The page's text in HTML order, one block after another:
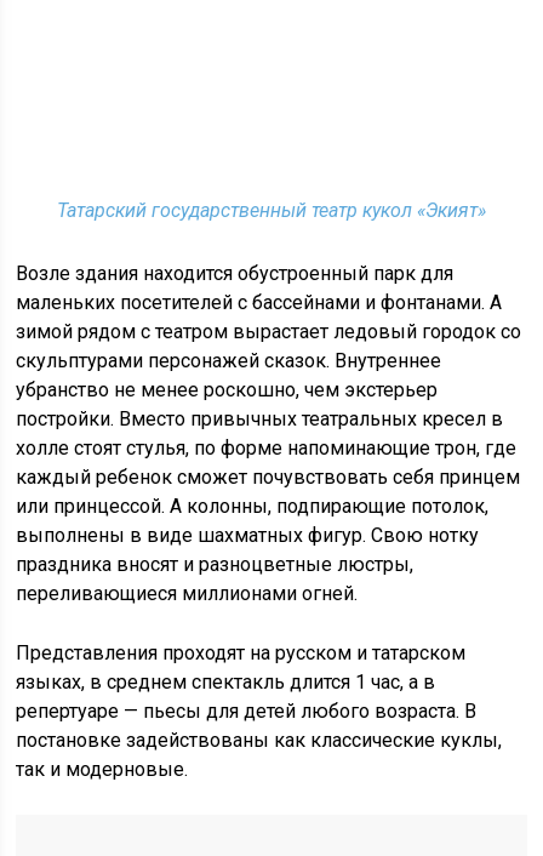
Татарский государственный театр кукол «Экият»
Возле здания находится обустроенный парк для
маленьких посетителей с бассейнами и фонтанами. А
зимой рядом с театром вырастает ледовый городок со
скульптурами персонажей сказок. Внутреннее
убранство не менее роскошно, чем экстерьер
постройки. Вместо привычных театральных кресел в
холле стоят стулья, по форме напоминающие трон, где
каждый ребенок сможет почувствовать себя принцем
или принцессой. А колонны, подпирающие потолок,
выполнены в виде шахматных фигур. Свою нотку
праздника вносят и разноцветные люстры,
переливающиеся миллионами огней.
Представления проходят на русском и татарском
языках, в среднем спектакль длится 1 час, а в
репертуаре — пьесы для детей любого возраста. В
постановке задействованы как классические куклы,
так и модерновые.